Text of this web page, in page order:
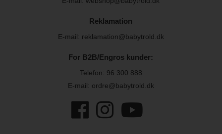
Reklamation
E-mail: reklamation@babytrold.dk
For B2B/Engros kunder:
Telefon: 96 300 888
E-mail: ordre@babytrold.dk